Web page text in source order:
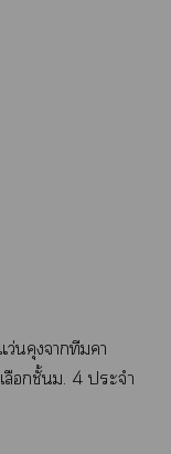
ว่​​​​
.​4​​